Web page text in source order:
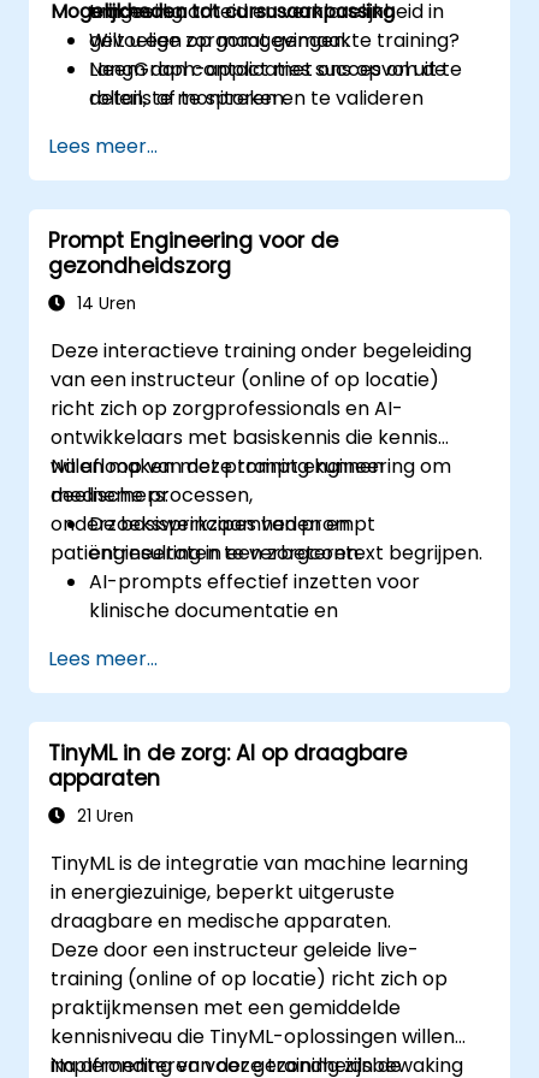
traceerbaarheid en verklarelijkheid in
gevoelige zorgomgevingen.
LangGraph-applicaties succesvol uit te
rollen, te monitoren en te valideren
gezondheidszorg.
omgeving.
Mogelijkheden tot cursusaanpassing
Wilt u een op maat gemaakte training?
Neem dan contact met ons op om de
details af te spreken.
Lees meer...
Prompt Engineering voor de
gezondheidszorg
14 Uren
Deze interactieve training onder begeleiding
van een instructeur (online of op locatie)
richt zich op zorgprofessionals en AI-
ontwikkelaars met basiskennis die kennis
willen maken met prompt engineering om
medische processen,
onderzoekswerkzaamheden en
patiëntresultaten te verbeteren.
Na afloop van deze training kunnen
deelnemers:
De basisprincipes van prompt
engineering in een zorgcontext begrijpen.
AI-prompts effectief inzetten voor
klinische documentatie en
AI benutten voor onderzoek en het
analyseren van medische literatuur.
Medicijnontwikkeling en klinische
besluitvorming verbeteren met
gepersonaliseerde AI-prompts.
Voldoen aan regelgevende eisen en
de gezondheidszorg.
Lees meer...
TinyML in de zorg: AI op draagbare
apparaten
21 Uren
TinyML is de integratie van machine learning
in energiezuinige, beperkt uitgeruste
draagbare en medische apparaten.
Deze door een instructeur geleide live-
training (online of op locatie) richt zich op
praktijkmensen met een gemiddelde
kennisniveau die TinyML-oplossingen willen
implementeren voor gezondheidsbewaking
Na afronding van deze training zijn de